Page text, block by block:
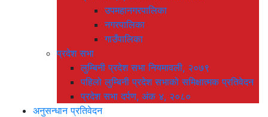
उपमहानगरपालिका
नगरपालिका
गाउँपालिका
प्रदेश सभा
लुम्बिनी प्रदेश सभा नियमावली, २०७९
पहिलो लुम्बिनी प्रदेश सभाको समिक्षात्मक प्रतिवेदन
प्रदेश सभा दर्पण, अंक ४, २०८०
अनुसन्धान प्रतिवेदन